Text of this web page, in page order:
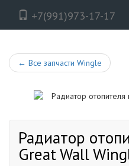
+7(991)973-17-17
← Все запчасти Wingle
Радиатор
Great Wall